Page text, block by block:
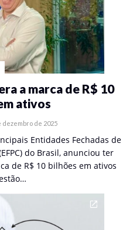
a marca de R$ 10
ativos
dezembro de 2025
Entidades Fechadas de
do Brasil, anunciou ter
de R$ 10 bilhões em ativos